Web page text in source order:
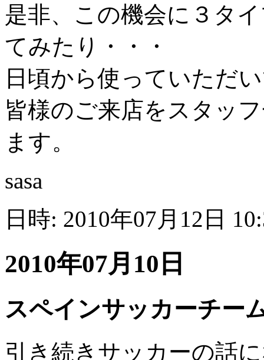
是非、この機会に３タ
てみたり・・・
日頃から使っていただ
皆様のご来店をスタッ
ます。
sasa
日時: 2010年07月12日
2010年07月10日
スペインサッカーチー
引き続きサッカーの話